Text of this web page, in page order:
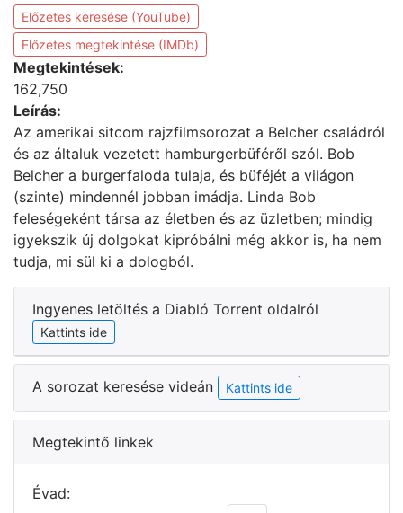
Előzetes keresése (YouTube)
Előzetes megtekintése (IMDb)
Megtekintések:
162,750
Leírás:
Az amerikai sitcom rajzfilmsorozat a Belcher családról
és az általuk vezetett hamburgerbüféről szól. Bob
Belcher a burgerfaloda tulaja, és büféjét a világon
(szinte) mindennél jobban imádja. Linda Bob
feleségeként társa az életben és az üzletben; mindig
igyekszik új dolgokat kipróbálni még akkor is, ha nem
tudja, mi sül ki a dologból.
Ingyenes letöltés a Diabló Torrent oldalról
Kattints ide
A sorozat keresése videán Kattints ide
Megtekintő linkek
Évad: